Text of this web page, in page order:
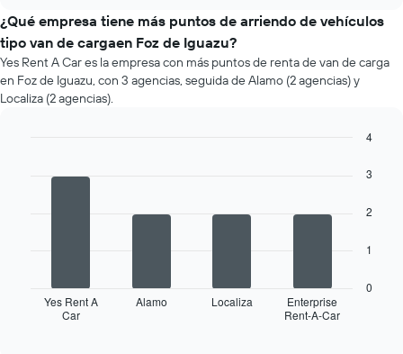
¿Qué empresa tiene más puntos de arriendo de vehículos
tipo van de cargaen Foz de Iguazu?
Yes Rent A Car es la empresa con más puntos de renta de van de carga
en Foz de Iguazu, con 3 agencias, seguida de Alamo (2 agencias) y
Localiza (2 agencias).
gráfico
muestra
Yes Rent A
Car
Alamo Localiza
Enterprise
Rent-A-Car
0
1
2
3
4